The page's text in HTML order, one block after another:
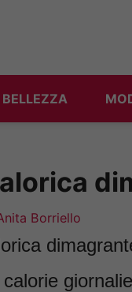
BELLEZZA
Borriello